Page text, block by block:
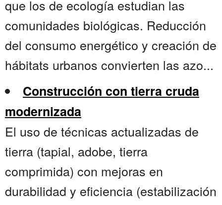
que los de ecología estudian las
comunidades biológicas. Reducción
del consumo energético y creación de
hábitats urbanos convierten las azo...
Construcción con tierra cruda
modernizada
El uso de técnicas actualizadas de
tierra (tapial, adobe, tierra
comprimida) con mejoras en
durabilidad y eficiencia (estabilización